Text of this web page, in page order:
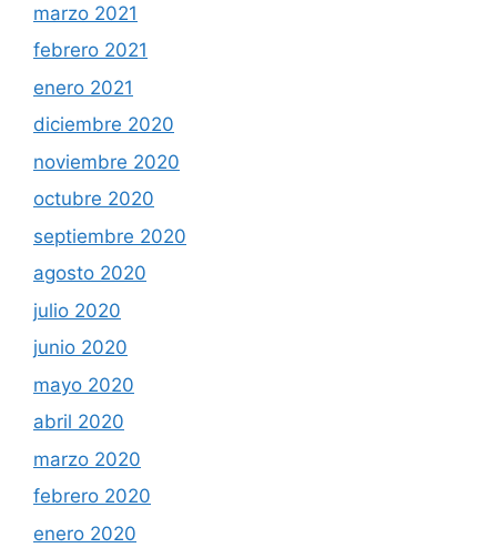
marzo 2021
febrero 2021
enero 2021
diciembre 2020
noviembre 2020
octubre 2020
septiembre 2020
agosto 2020
julio 2020
junio 2020
mayo 2020
abril 2020
marzo 2020
febrero 2020
enero 2020